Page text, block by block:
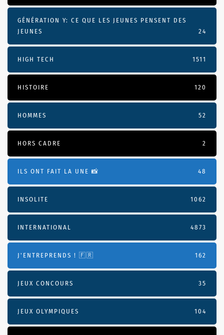
GÉNÉRATION Y: CE QUE LES JEUNES PENSENT DES
JEUNES
24
HIGH TECH 1511
HISTOIRE 120
HOMMES 52
HORS CADRE 2
ILS ONT FAIT LA UNE 📸 48
INSOLITE 1062
INTERNATIONAL 4873
J'ENTREPRENDS ! 🇫🇷 162
JEUX CONCOURS 35
JEUX OLYMPIQUES 104